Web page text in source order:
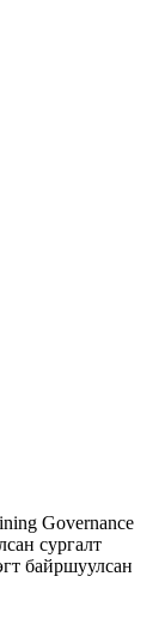
Governance
сургалт
байршуулсан